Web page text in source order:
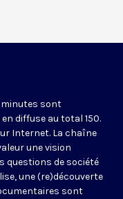
minutes sont
diffuse au total 150.
Internet. La chaîne
une vision
questions de société
une (re)découverte
sont